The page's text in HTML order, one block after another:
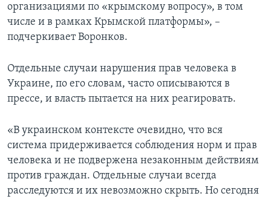
организациями по «крымскому вопросу», в том
числе и в рамках Крымской платформы», –
подчеркивает Воронков.
Отдельные случаи нарушения прав человека в
Украине, по его словам, часто описываются в
прессе, и власть пытается на них реагировать.
«В украинском контексте очевидно, что вся
система придерживается соблюдения норм и прав
человека и не подвержена незаконным действиям
против граждан. Отдельные случаи всегда
расследуются и их невозможно скрыть. Но сегодня